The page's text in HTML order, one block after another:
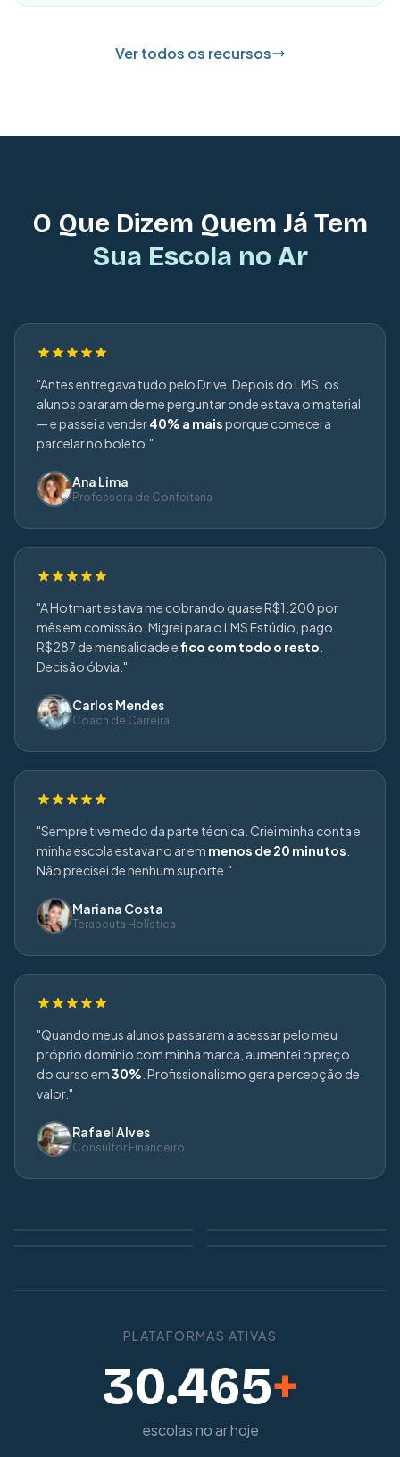
Ver todos os recursos
O Que Dizem Quem Já Tem
Sua Escola no Ar
"Antes entregava tudo pelo Drive. Depois do LMS, os
alunos pararam de me perguntar onde estava o material
— e passei a vender40% a maisporque comecei a
parcelar no boleto."
Ana Lima
Professora de Confeitaria
"A Hotmart estava me cobrando quase R$1.200 por
mês em comissão. Migrei para o LMS Estúdio, pago
R$287 de mensalidade efico com todo o resto
Decisão óbvia."
Carlos Mendes
Coach de Carreira
"Sempre tive medo da parte técnica. Criei minha conta e
minha escola estava no ar em menos de 20 minutos
Não precisei de nenhum suporte."
Mariana Costa
Terapeuta Holística
"Quando meus alunos passaram a acessar pelo meu
próprio domínio com minha marca, aumentei o preço
do curso em30% . Profissionalismo gera percepção de
valor."
Rafael Alves
Consultor Financeiro
PLATAFORMAS ATIVAS
30.465+
escolas no ar hoje